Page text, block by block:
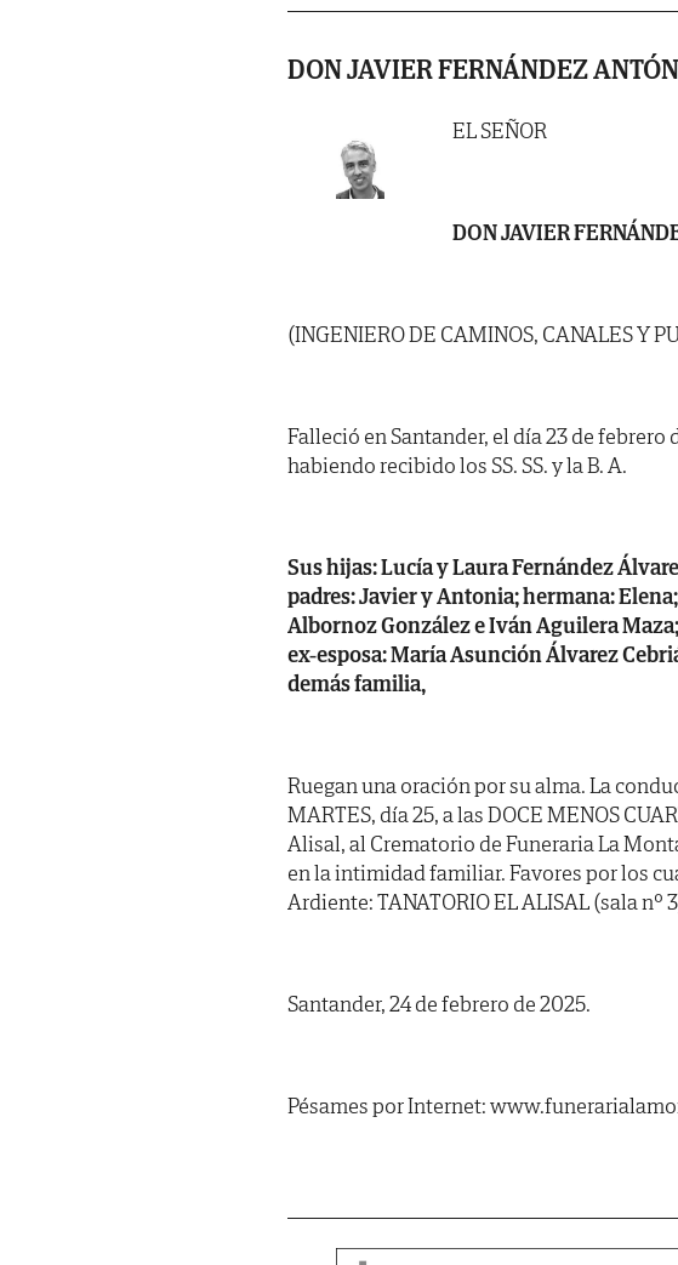
DON JAVIER FERNÁNDEZ ANTÓN
EL SEÑOR
DON JAVIER
(INGENIERO DE CAMINOS, CANALES Y
Falleció en Santander, el día 23 de febrero
habiendo recibido los SS. SS. y la B. A.
Sus hijas: Lucía y Laura Fernández
padres: Javier y Antonia; hermana:
Albornoz González e Iván Aguilera
ex-esposa: María Asunción Álvarez
demás familia,
Ruegan una oración por su alma. La
MARTES, día 25, a las DOCE MENOS
Alisal, al Crematorio de Funeraria La
en la intimidad familiar. Favores por los
Ardiente: TANATORIO EL ALISAL (sala nº
Santander, 24 de febrero de 2025.
Pésames por Internet: